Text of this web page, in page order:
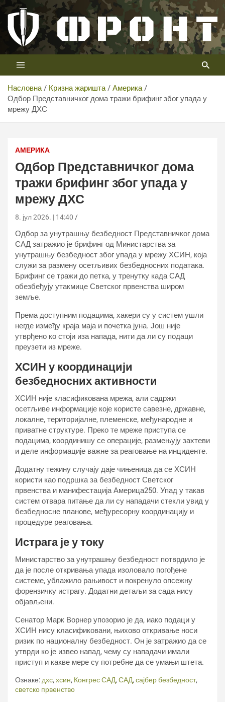
Скип
цонтент
Телевизија ФРОНТ
Први војни канал у Србији
Насловна Кризна жаришта
Америка
Одбор Представничког дома тражи брифинг због упада у
мрежу ДХС
АМЕРИКА
Одбор Представничког дома
тражи брифинг због упада у
мрежу ДХС
8. јул 2026. | 14:40
Одбор за унутрашњу безбедност Представничког дома
САД затражио је брифинг од Министарства за
унутрашњу безбедност због упада у мрежу ХСИН, која
служи за размену осетљивих безбедносних података.
Брифинг се тражи до петка, у тренутку када САД
обезбеђују утакмице Светског првенства широм
земље.
Према доступним подацима, хакери су у систем ушли
негде између краја маја и почетка јуна. Још није
утврђено ко стоји иза напада, нити да ли су подаци
преузети из мреже.
ХСИН у координацији
безбедносних активности
ХСИН није класификована мрежа, али садржи
осетљиве информације које користе савезне, државне,
локалне, територијалне, племенске, међународне и
приватне структуре. Преко те мреже приступа се
подацима, координишу се операције, размењују захтеви
и деле информације важне за реаговање на инциденте.
Додатну тежину случају даје чињеница да се ХСИН
користи као подршка за безбедност Светског
првенства и манифестација Америца250. Упад у такав
систем отвара питање да ли су нападачи стекли увид у
безбедносне планове, међуресорну координацију и
процедуре реаговања.
Истрага је у току
Министарство за унутрашњу безбедност потврдило је
да је после откривања упада изоловало погођене
системе, ублажило рањивост и покренуло опсежну
форензичку истрагу. Додатни детаљи за сада нису
објављени.
Сенатор Марк Ворнер упозорио је да, иако подаци у
ХСИН нису класификовани, њихово откривање носи
ризик по националну безбедност. Он је затражио да се
утврди ко је извео напад, чему су нападачи имали
приступ и какве мере су потребне да се умањи штета.
Ознаке: дхс, хсин, Конгрес САД, САД, сајбер безбедност,
светско првенство